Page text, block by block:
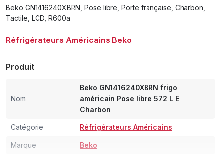
Beko GN1416240XBRN, Pose libre, Porte française, Charbon,
Tactile, LCD, R600a
Réfrigérateurs Américains Beko
Produit
Nom
Beko GN1416240XBRN frigo
américain Pose libre 572 L E
Charbon
Catégorie Réfrigérateurs Américains
Marque Beko